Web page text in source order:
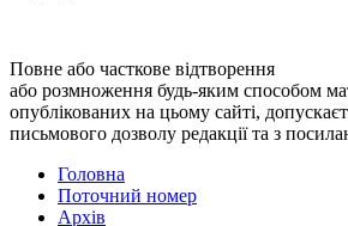
Повне або часткове відтворення
або розмноження будь-яким способом
опублікованих на цьому сайті,
письмового дозволу редакції та з
Головна
Поточний номер
Архів